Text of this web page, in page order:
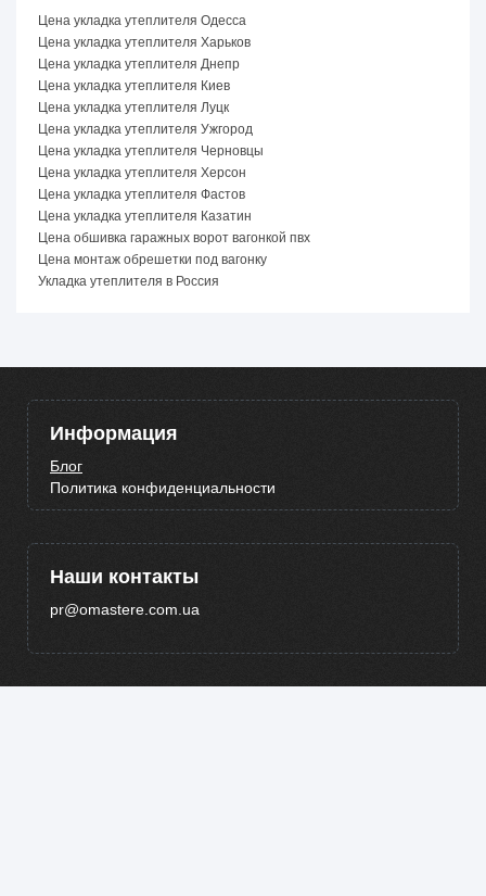
Цена укладка утеплителя Одесса
Цена укладка утеплителя Харьков
Цена укладка утеплителя Днепр
Цена укладка утеплителя Киев
Цена укладка утеплителя Луцк
Цена укладка утеплителя Ужгород
Цена укладка утеплителя Черновцы
Цена укладка утеплителя Херсон
Цена укладка утеплителя Фастов
Цена укладка утеплителя Казатин
Цена обшивка гаражных ворот вагонкой пвх
Цена монтаж обрешетки под вагонку
Укладка утеплителя в Россия
Информация
Блог
Политика конфиденциальности
Наши контакты
pr@omastere.com.ua